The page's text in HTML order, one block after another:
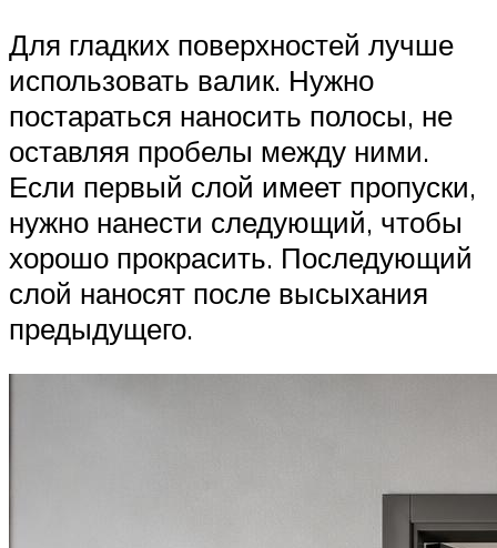
Для гладких поверхностей лучше
использовать валик. Нужно
постараться наносить полосы, не
оставляя пробелы между ними.
Если первый слой имеет пропуски,
нужно нанести следующий, чтобы
хорошо прокрасить. Последующий
слой наносят после высыхания
предыдущего.